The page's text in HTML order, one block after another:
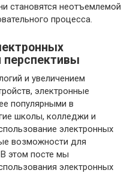
становятся неотъемлемой
процесса.
перспективы
и увеличением
электронные
популярными в
школы, колледжи и
электронных
возможности для
этом посте мы
электронных